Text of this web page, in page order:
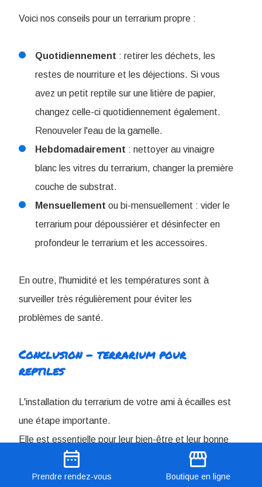
Voici nos conseils pour un terrarium propre :
Quotidiennement : retirer les déchets, les
restes de nourriture et les déjections. Si vous
avez un petit reptile sur une litière de papier,
changez celle-ci quotidiennement également.
Renouveler l'eau de la gamelle.
Hebdomadairement : nettoyer au vinaigre
blanc les vitres du terrarium, changer la première
couche de substrat.
Mensuellement ou bi-mensuellement : vider le
terrarium pour dépoussiérer et désinfecter en
profondeur le terrarium et les accessoires.
En outre, l'humidité et les températures sont à
surveiller très régulièrement pour éviter les
problèmes de santé.
Conclusion - terrarium pour
reptiles
L'installation du terrarium de votre ami à écailles est
une étape importante.
Elle est essentielle pour leur bien-être et leur bonne
n comprenant les exigences de chaque espèce et
date_range
Prendre rendez-vous
storefront
Boutique en ligne